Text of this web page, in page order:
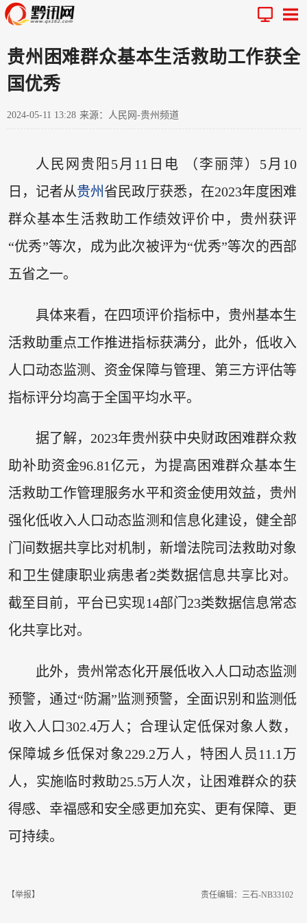
贵州困难群众基本生活救助工作获全
国优秀
2024-05-11 13:28 来源：人民网-贵州频道
人民网贵阳5月11日电 （李丽萍）5月10
日，记者从贵州 省民政厅获悉，在2023年度困难
群众基本生活救助工作绩效评价中，贵州获评
“优秀”等次，成为此次被评为“优秀”等次的西部
五省之一。
具体来看，在四项评价指标中，贵州基本生
活救助重点工作推进指标获满分，此外，低收入
人口动态监测、资金保障与管理、第三方评估等
指标评分均高于全国平均水平。
据了解，2023年贵州获中央财政困难群众救
助补助资金96.81亿元，为提高困难群众基本生
活救助工作管理服务水平和资金使用效益，贵州
强化低收入人口动态监测和信息化建设，健全部
门间数据共享比对机制，新增法院司法救助对象
和卫生健康职业病患者2类数据信息共享比对。
截至目前，平台已实现14部门23类数据信息常态
化共享比对。
此外，贵州常态化开展低收入人口动态监测
预警，通过“防漏”监测预警，全面识别和监测低
收入人口302.4万人；合理认定低保对象人数，
保障城乡低保对象229.2万人，特困人员11.1万
人，实施临时救助25.5万人次，让困难群众的获
得感、幸福感和安全感更加充实、更有保障、更
可持续。
【举报】 责任编辑：三石-NB33102